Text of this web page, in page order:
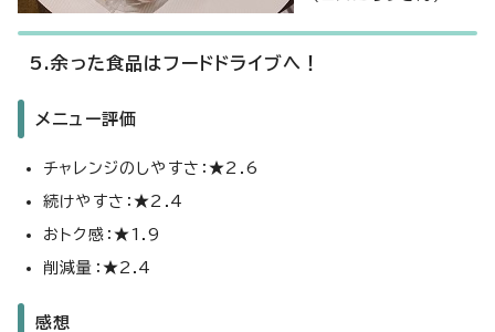
5.余った食品はフードドライブへ！
メニュー評価
チャレンジのしやすさ：★2.6
続けやすさ：★2.4
おトク感：★1.9
削減量：★2.4
感想